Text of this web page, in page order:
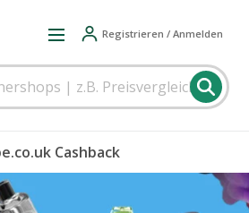
Registrieren / Anmelden
Cashback